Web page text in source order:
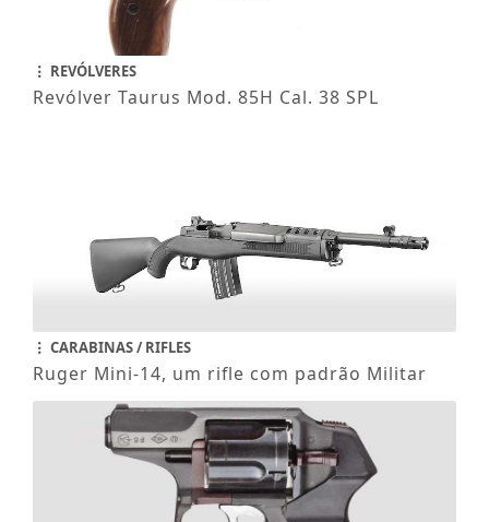
REVÓLVERES
Revólver Taurus Mod. 85H Cal. 38 SPL
CARABINAS / RIFLES
Ruger Mini-14, um rifle com padrão Militar